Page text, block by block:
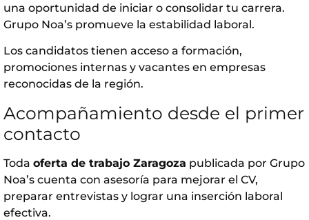
una oportunidad de iniciar o consolidar tu carrera.
Grupo Noa’s promueve la estabilidad laboral.
Los candidatos tienen acceso a formación,
promociones internas y vacantes en empresas
reconocidas de la región.
Acompañamiento desde el primer
contacto
Toda oferta de trabajo Zaragoza publicada por Grupo
Noa’s cuenta con asesoría para mejorar el CV,
preparar entrevistas y lograr una inserción laboral
efectiva.